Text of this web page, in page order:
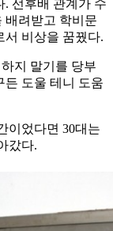
. 선후배 관계가 수
배려받고 학비문
서 비상을 꿈꿨다.
지 말기를 당부
든 도울 테니 도움
이었다면 30대는
갔다.